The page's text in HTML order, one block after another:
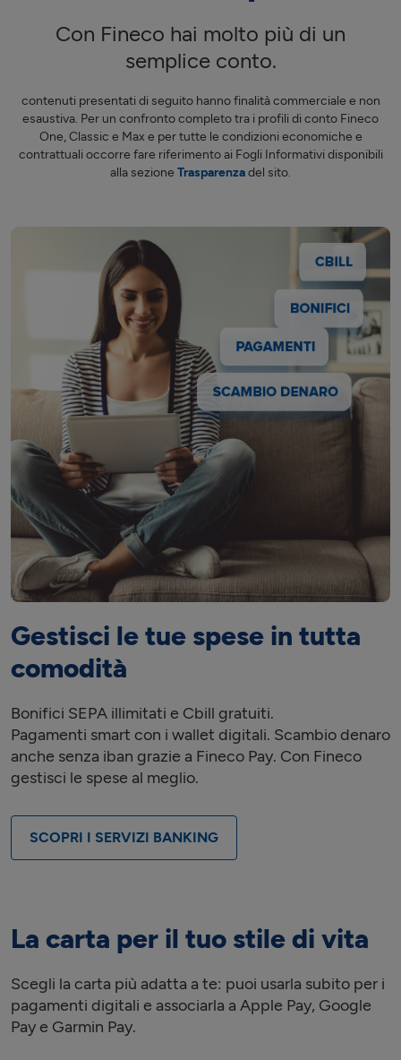
Con Fineco hai molto più di un
semplice conto.
contenuti presentati di seguito hanno finalità commerciale e non
esaustiva. Per un confronto completo tra i profili di conto Fineco
One, Classic e Max e per tutte le condizioni economiche e
contrattuali occorre fare riferimento ai Fogli Informativi disponibili
alla sezione Trasparenzadel sito.
Gestisci le tue spese in tutta
comodità
Bonifici SEPA illimitati e Cbill gratuiti.
Pagamenti smart con i wallet digitali. Scambio denaro
anche senza iban grazie a Fineco Pay. Con Fineco
gestisci le spese al meglio.
SCOPRI I SERVIZI BANKING
La carta per il tuo stile di vita
Scegli la carta più adatta a te: puoi usarla subito per i
pagamenti digitali e associarla a Apple Pay, Google
Pay e Garmin Pay.